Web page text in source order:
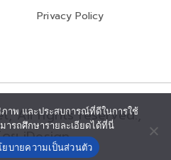
Privacy Policy
All rights reserved.,
ดย iDesign
าพ และประสบการณ์ที่ดีในการใช้
รถศึกษารายละเอียดได้ที่นี่
ยบายความเป็นส่วนตัว